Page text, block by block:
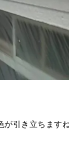
が引き立ちます